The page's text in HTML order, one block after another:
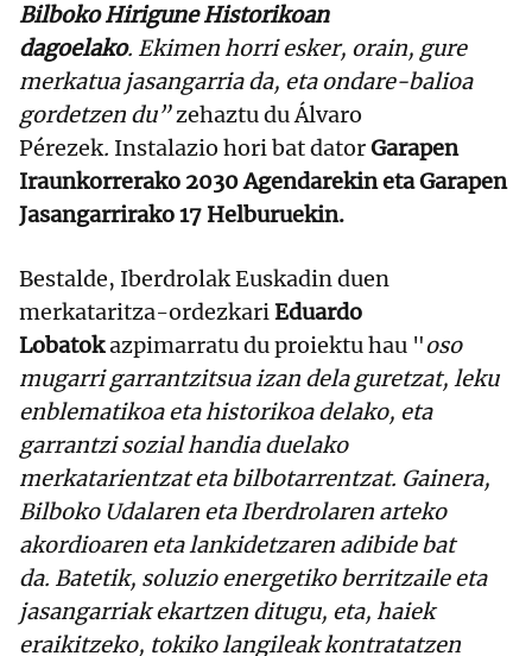
Bilboko Hirigune Historikoan
dagoelako. Ekimen horri esker, orain, gure
merkatua jasangarria da, eta ondare-balioa
gordetzen du”zehaztu du Álvaro
Pérezek. Instalazio hori bat datorGarapen
Iraunkorrerako 2030 Agendarekin eta Garapen
Jasangarrirako 17 Helburuekin.
Bestalde, Iberdrolak Euskadin duen
merkataritza-ordezkariEduardo
Lobatokazpimarratu du proiektu hau "oso
mugarri garrantzitsua izan dela guretzat, leku
enblematikoa eta historikoa delako, eta
garrantzi sozial handia duelako
merkatarientzat eta bilbotarrentzat. Gainera,
Bilboko Udalaren eta Iberdrolaren arteko
akordioaren eta lankidetzaren adibide bat
da. Batetik, soluzio energetiko berritzaile eta
jasangarriak ekartzen ditugu, eta, haiek
eraikitzeko, tokiko langileak kontratatzen